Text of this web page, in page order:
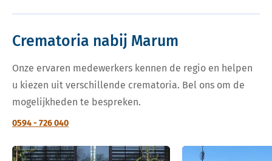
Crematoria nabij Marum
Onze ervaren medewerkers kennen de regio en helpen
u kiezen uit verschillende crematoria. Bel ons om de
mogelijkheden te bespreken.
0594 - 726 040